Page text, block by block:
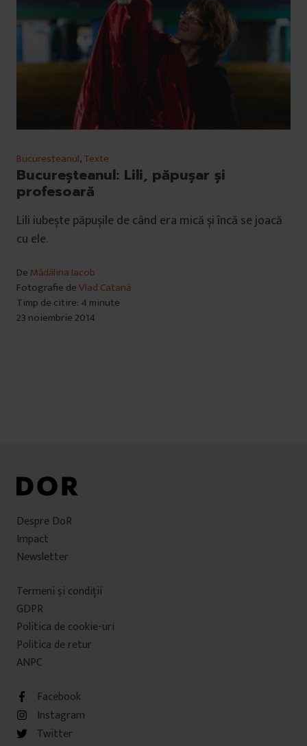
Bucuresteanul,Texte
Bucureșteanul: Lili, păpușar și
profesoară
Lili iubește păpușile de când era mică și încă se joacă
cu ele.
De Mădălina Iacob
Fotografie deVlad Catană
Timp de citire: 4 minute
23 noiembrie 2014
Despre DoR
Impact
Newsletter
Termeni şi condiţii
GDPR
Politica de cookie-uri
Politica de retur
ANPC
Facebook
Instagram
Twitter